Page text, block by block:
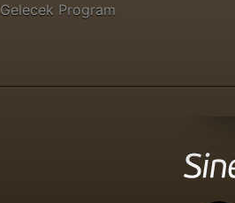
Gelecek Program